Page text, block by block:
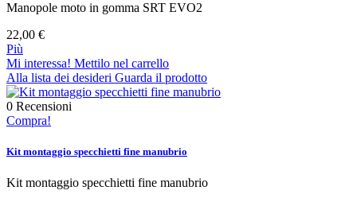
Manopole moto in gomma SRT EVO2
22,00 €
Più
Mi interessa! Mettilo nel carrello
Alla lista dei desideri Guarda il prodotto
0 Recensioni
Compra!
Kit montaggio specchietti fine manubrio
Kit montaggio specchietti fine manubrio